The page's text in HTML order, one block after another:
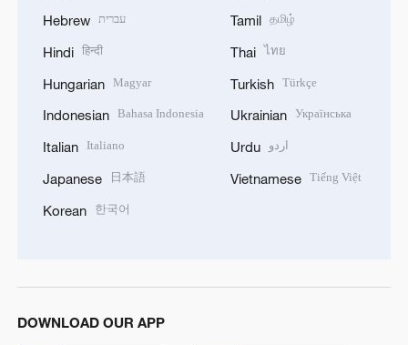
Hebrew עברית
Hindi हिन्दी
Hungarian Magyar
Indonesian Bahasa Indonesia
Italian Italiano
Japanese 日本語
Korean 한국어
Tamil தமிழ்
Thai ไทย
Turkish Türkçe
Ukrainian Українська
Urdu اردو
Vietnamese Tiếng Việt
DOWNLOAD OUR APP